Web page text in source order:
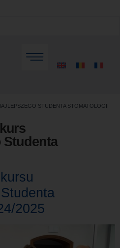
STUDENTA STOMATOLOGII
Studenta
2025